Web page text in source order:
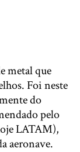
metal que
Foi neste
do
pelo
LATAM),
aeronave.